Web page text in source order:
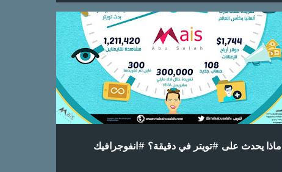
ماذا يحدث على #تويتر في دقيقة؟ #انفوجرافيك
إحصائيات اعلام اجتماعي انفوجرافيك تواصل اجتماعي
تويتر جوال محتوى عربي + موبايل